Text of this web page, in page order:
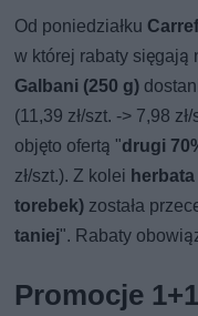
Od poniedziałku
w której rabaty sięgają
Galbani (250 g)
(11,39 zł/szt. -> 7,98 zł/
objęto ofertą "drugi
zł/szt.). Z kolei
torebek) została
taniej". Rabaty
Promocje